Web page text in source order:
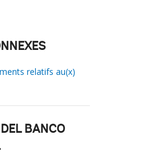
relatifs au(x)
BANCO